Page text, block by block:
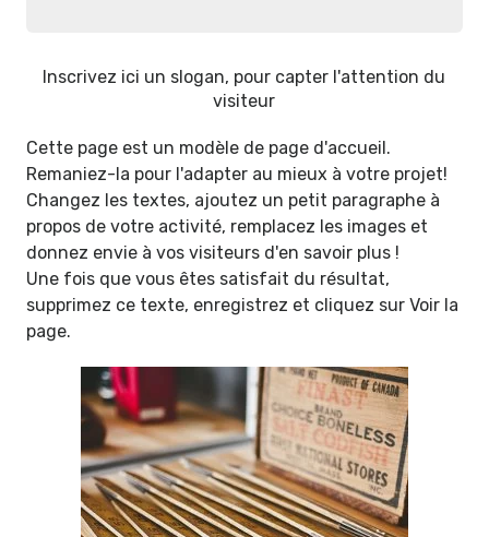
Inscrivez ici un slogan, pour capter l'attention du
visiteur
Cette page est un modèle de page d'accueil.
Remaniez-la pour l'adapter au mieux à votre projet!
Changez les textes, ajoutez un petit paragraphe à
propos de votre activité, remplacez les images et
donnez envie à vos visiteurs d'en savoir plus !
Une fois que vous êtes satisfait du résultat,
supprimez ce texte, enregistrez et cliquez sur Voir la
page.